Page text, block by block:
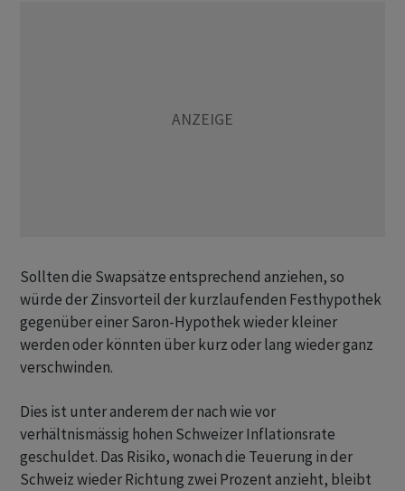
Sollten die Swapsätze entsprechend anziehen, so
würde der Zinsvorteil der kurzlaufenden Festhypothek
gegenüber einer Saron-Hypothek wieder kleiner
werden oder könnten über kurz oder lang wieder ganz
verschwinden.
Dies ist unter anderem der nach wie vor
verhältnismässig hohen Schweizer Inflationsrate
geschuldet. Das Risiko, wonach die Teuerung in der
Schweiz wieder Richtung zwei Prozent anzieht, bleibt